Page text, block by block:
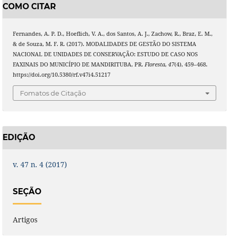
COMO CITAR
Fernandes, A. P. D., Hoeflich, V. A., dos Santos, A. J., Zachow, R., Braz, E. M.,
& de Souza, M. F. R. (2017). MODALIDADES DE GESTÃO DO SISTEMA
NACIONAL DE UNIDADES DE CONSERVAÇÃO: ESTUDO DE CASO NOS
FAXINAIS DO MUNICÍPIO DE MANDIRITUBA, PR. Floresta, 47(4), 459–468.
https://doi.org/10.5380/rf.v47i4.51217
Fomatos de Citação
EDIÇÃO
v. 47 n. 4 (2017)
SEÇÃO
Artigos